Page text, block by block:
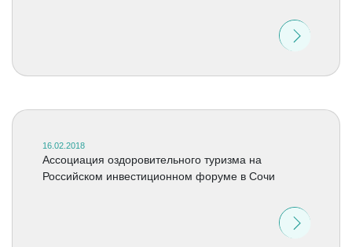
16.02.2018
Ассоциация оздоровительного туризма на
Российском инвестиционном форуме в Сочи